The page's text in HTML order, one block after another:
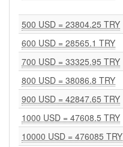
500 USD = 23804.25 TRY
600 USD = 28565.1 TRY
700 USD = 33325.95 TRY
800 USD = 38086.8 TRY
900 USD = 42847.65 TRY
1000 USD = 47608.5 TRY
10000 USD = 476085 TRY